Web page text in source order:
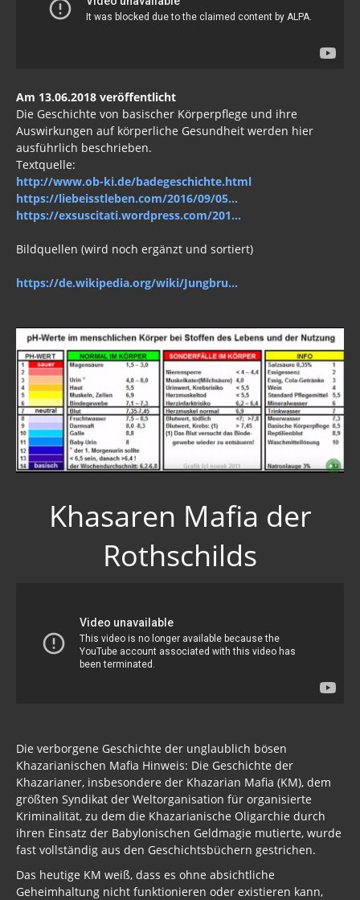
Am 13.06.2018 veröffentlicht
Die Geschichte von basischer Körperpflege und ihre
Auswirkungen auf körperliche Gesundheit werden hier
ausführlich beschrieben.
Textquelle:
http://www.ob-ki.de/badegeschichte.html
https://liebeisstleben.com/2016/09/05...
https://exsuscitati.wordpress.com/201...
Bildquellen (wird noch ergänzt und sortiert)
https://de.wikipedia.org/wiki/Jungbru...
Khasaren Mafia der
Rothschilds
Die verborgene Geschichte der unglaublich bösen
Khazarianischen Mafia Hinweis: Die Geschichte der
Khazarianer, insbesondere der Khazarian Mafia (KM), dem
größten Syndikat der Weltorganisation für organisierte
Kriminalität, zu dem die Khazarianische Oligarchie durch
ihren Einsatz der Babylonischen Geldmagie mutierte, wurde
fast vollständig aus den Geschichtsbüchern gestrichen.
Das heutige KM weiß, dass es ohne absichtliche
Geheimhaltung nicht funktionieren oder existieren kann,